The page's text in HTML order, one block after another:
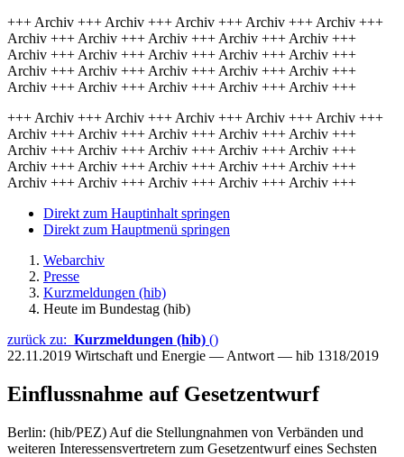
+++ Archiv +++ Archiv +++ Archiv +++ Archiv +++ Archiv +++
Archiv +++ Archiv +++ Archiv +++ Archiv +++ Archiv +++
Archiv +++ Archiv +++ Archiv +++ Archiv +++ Archiv +++
Archiv +++ Archiv +++ Archiv +++ Archiv +++ Archiv +++
Archiv +++ Archiv +++ Archiv +++ Archiv +++ Archiv +++
+++ Archiv +++ Archiv +++ Archiv +++ Archiv +++ Archiv +++
Archiv +++ Archiv +++ Archiv +++ Archiv +++ Archiv +++
Archiv +++ Archiv +++ Archiv +++ Archiv +++ Archiv +++
Archiv +++ Archiv +++ Archiv +++ Archiv +++ Archiv +++
Archiv +++ Archiv +++ Archiv +++ Archiv +++ Archiv +++
Direkt zum Hauptinhalt springen
Direkt zum Hauptmenü springen
Webarchiv
Presse
Kurzmeldungen (hib)
Heute im Bundestag (hib)
zurück zu: Kurzmeldungen (hib) ()
22.11.2019 Wirtschaft und Energie — Antwort — hib 1318/2019
Einflussnahme auf Gesetzentwurf
Berlin: (hib/PEZ) Auf die Stellungnahmen von Verbänden und
weiteren Interessensvertretern zum Gesetzentwurf eines Sechsten